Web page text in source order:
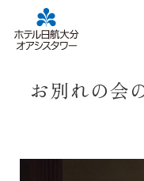
お別れの会